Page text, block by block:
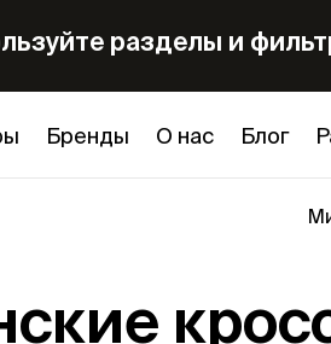
разделы и
Бренды О нас Блог